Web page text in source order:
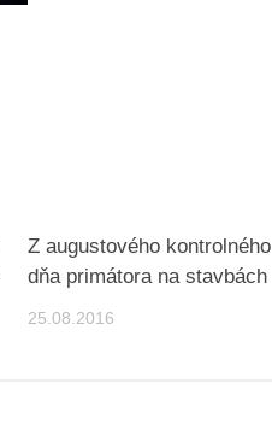
Z augustového kontrolného
dňa primátora na stavbách
25.08.2016